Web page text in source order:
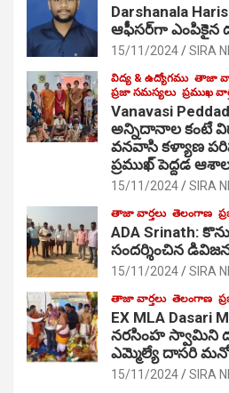
Darshanala
ఆఫీసర్‌గా ఎంపికైన
15/11/2024 SIRA
విద్య & ఉద్యోగము తాజా
ప్రజా సమస్యలు ప్రముఖ
Vanavasi
అన్నిదానాల కంటే
వనవాసి కళ్యాణ
ప్రముఖ్ పెద్దడ
15/11/2024 SIRA
తాజా వార్తలు తెలంగాణ
ADA Srinath:
సంద‌ర్శించిన
15/11/2024 SIRA
తాజా వార్తలు తెలంగాణ
EX MLA Dasari
నరసింహ స్వామిని
ఎమ్మెల్యే దాసరి
15/11/2024 SIRA